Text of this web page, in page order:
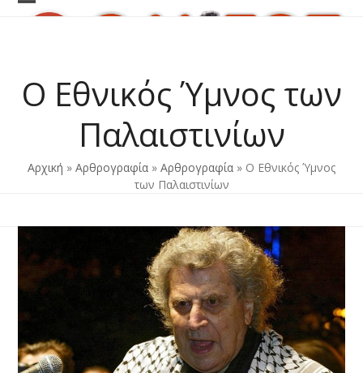
Skip
Open
Close
Ο Εθνικός Ύμνος των
Παλαιστινίων
Αρχική » Αρθρογραφία » Αρθρογραφία » Ο Εθνικός Ύμνος
των Παλαιστινίων